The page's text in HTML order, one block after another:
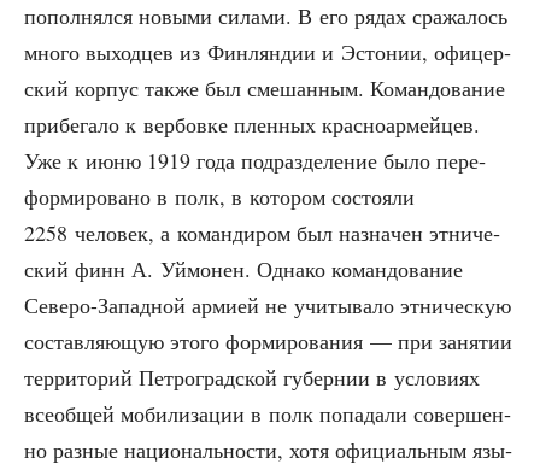
попол­нял­ся новы­ми сила­ми. В его рядах сра­жа­лось
мно­го выход­цев из Фин­лян­дии и Эсто­нии, офи­цер­
ский кор­пус так­же был сме­шан­ным. Коман­до­ва­ние
при­бе­га­ло к вер­бов­ке плен­ных крас­но­ар­мей­цев.
Уже к июню 1919 года под­раз­де­ле­ние было пере­
фор­ми­ро­ва­но в полк, в кото­ром состо­я­ли
2258 чело­век, а коман­ди­ром был назна­чен этни­че­
ский финн А. Уймо­нен. Одна­ко коман­до­ва­ние
Севе­ро-Запад­ной арми­ей не учи­ты­ва­ло этни­че­скую
состав­ля­ю­щую это­го фор­ми­ро­ва­ния — при заня­тии
тер­ри­то­рий Пет­ро­град­ской губер­нии в усло­ви­ях
все­об­щей моби­ли­за­ции в полк попа­да­ли совер­шен­
но раз­ные наци­о­наль­но­сти, хотя офи­ци­аль­ным язы­